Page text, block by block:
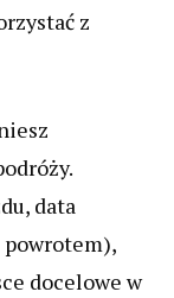
z
data
docelowe w